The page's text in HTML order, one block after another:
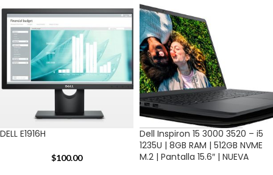
DELL E1916H
$100.00
Dell Inspiron 15 3000 3520 – i5
1235U | 8GB RAM | 512GB NVME
M.2 | Pantalla 15.6″ | NUEVA